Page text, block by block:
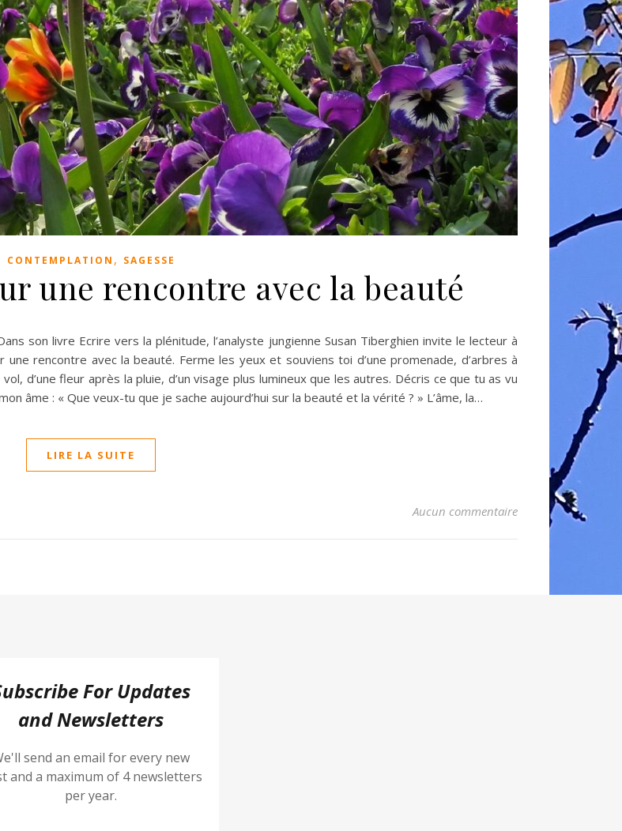
CONTEMPLATION , SAGESSE
une rencontre avec la beauté
son livre Ecrire vers la plénitude, l’analyste jungienne Susan Tiberghien invite le lecteur à
rencontre avec la beauté. Ferme les yeux et souviens toi d’une promenade, d’arbres à
d’une fleur après la pluie, d’un visage plus lumineux que les autres. Décris ce que tu as vu
âme : « Que veux-tu que je sache aujourd’hui sur la beauté et la vérité ? » L’âme, la…
LIRE LA SUITE
Aucun commentaire
For Updates
and Newsletters
send an email for every new
and a maximum of 4 newsletters
per year.